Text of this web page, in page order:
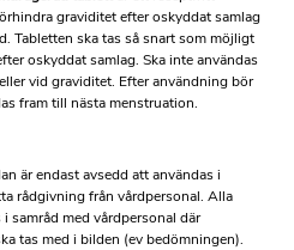
graviditet efter oskyddat samlag
Tabletten ska tas så snart som möjligt
oskyddat samlag. Ska inte användas
vid graviditet. Efter användning bör
fram till nästa menstruation.
är endast avsedd att användas i
rådgivning från vårdpersonal. Alla
samråd med vårdpersonal där
tas med i bilden (ev bedömningen).